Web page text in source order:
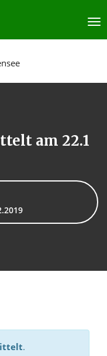
am 22.1
.